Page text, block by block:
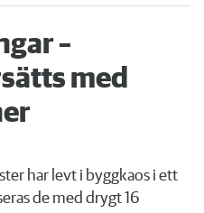
–
med
har levt i byggkaos i ett
de med drygt 16